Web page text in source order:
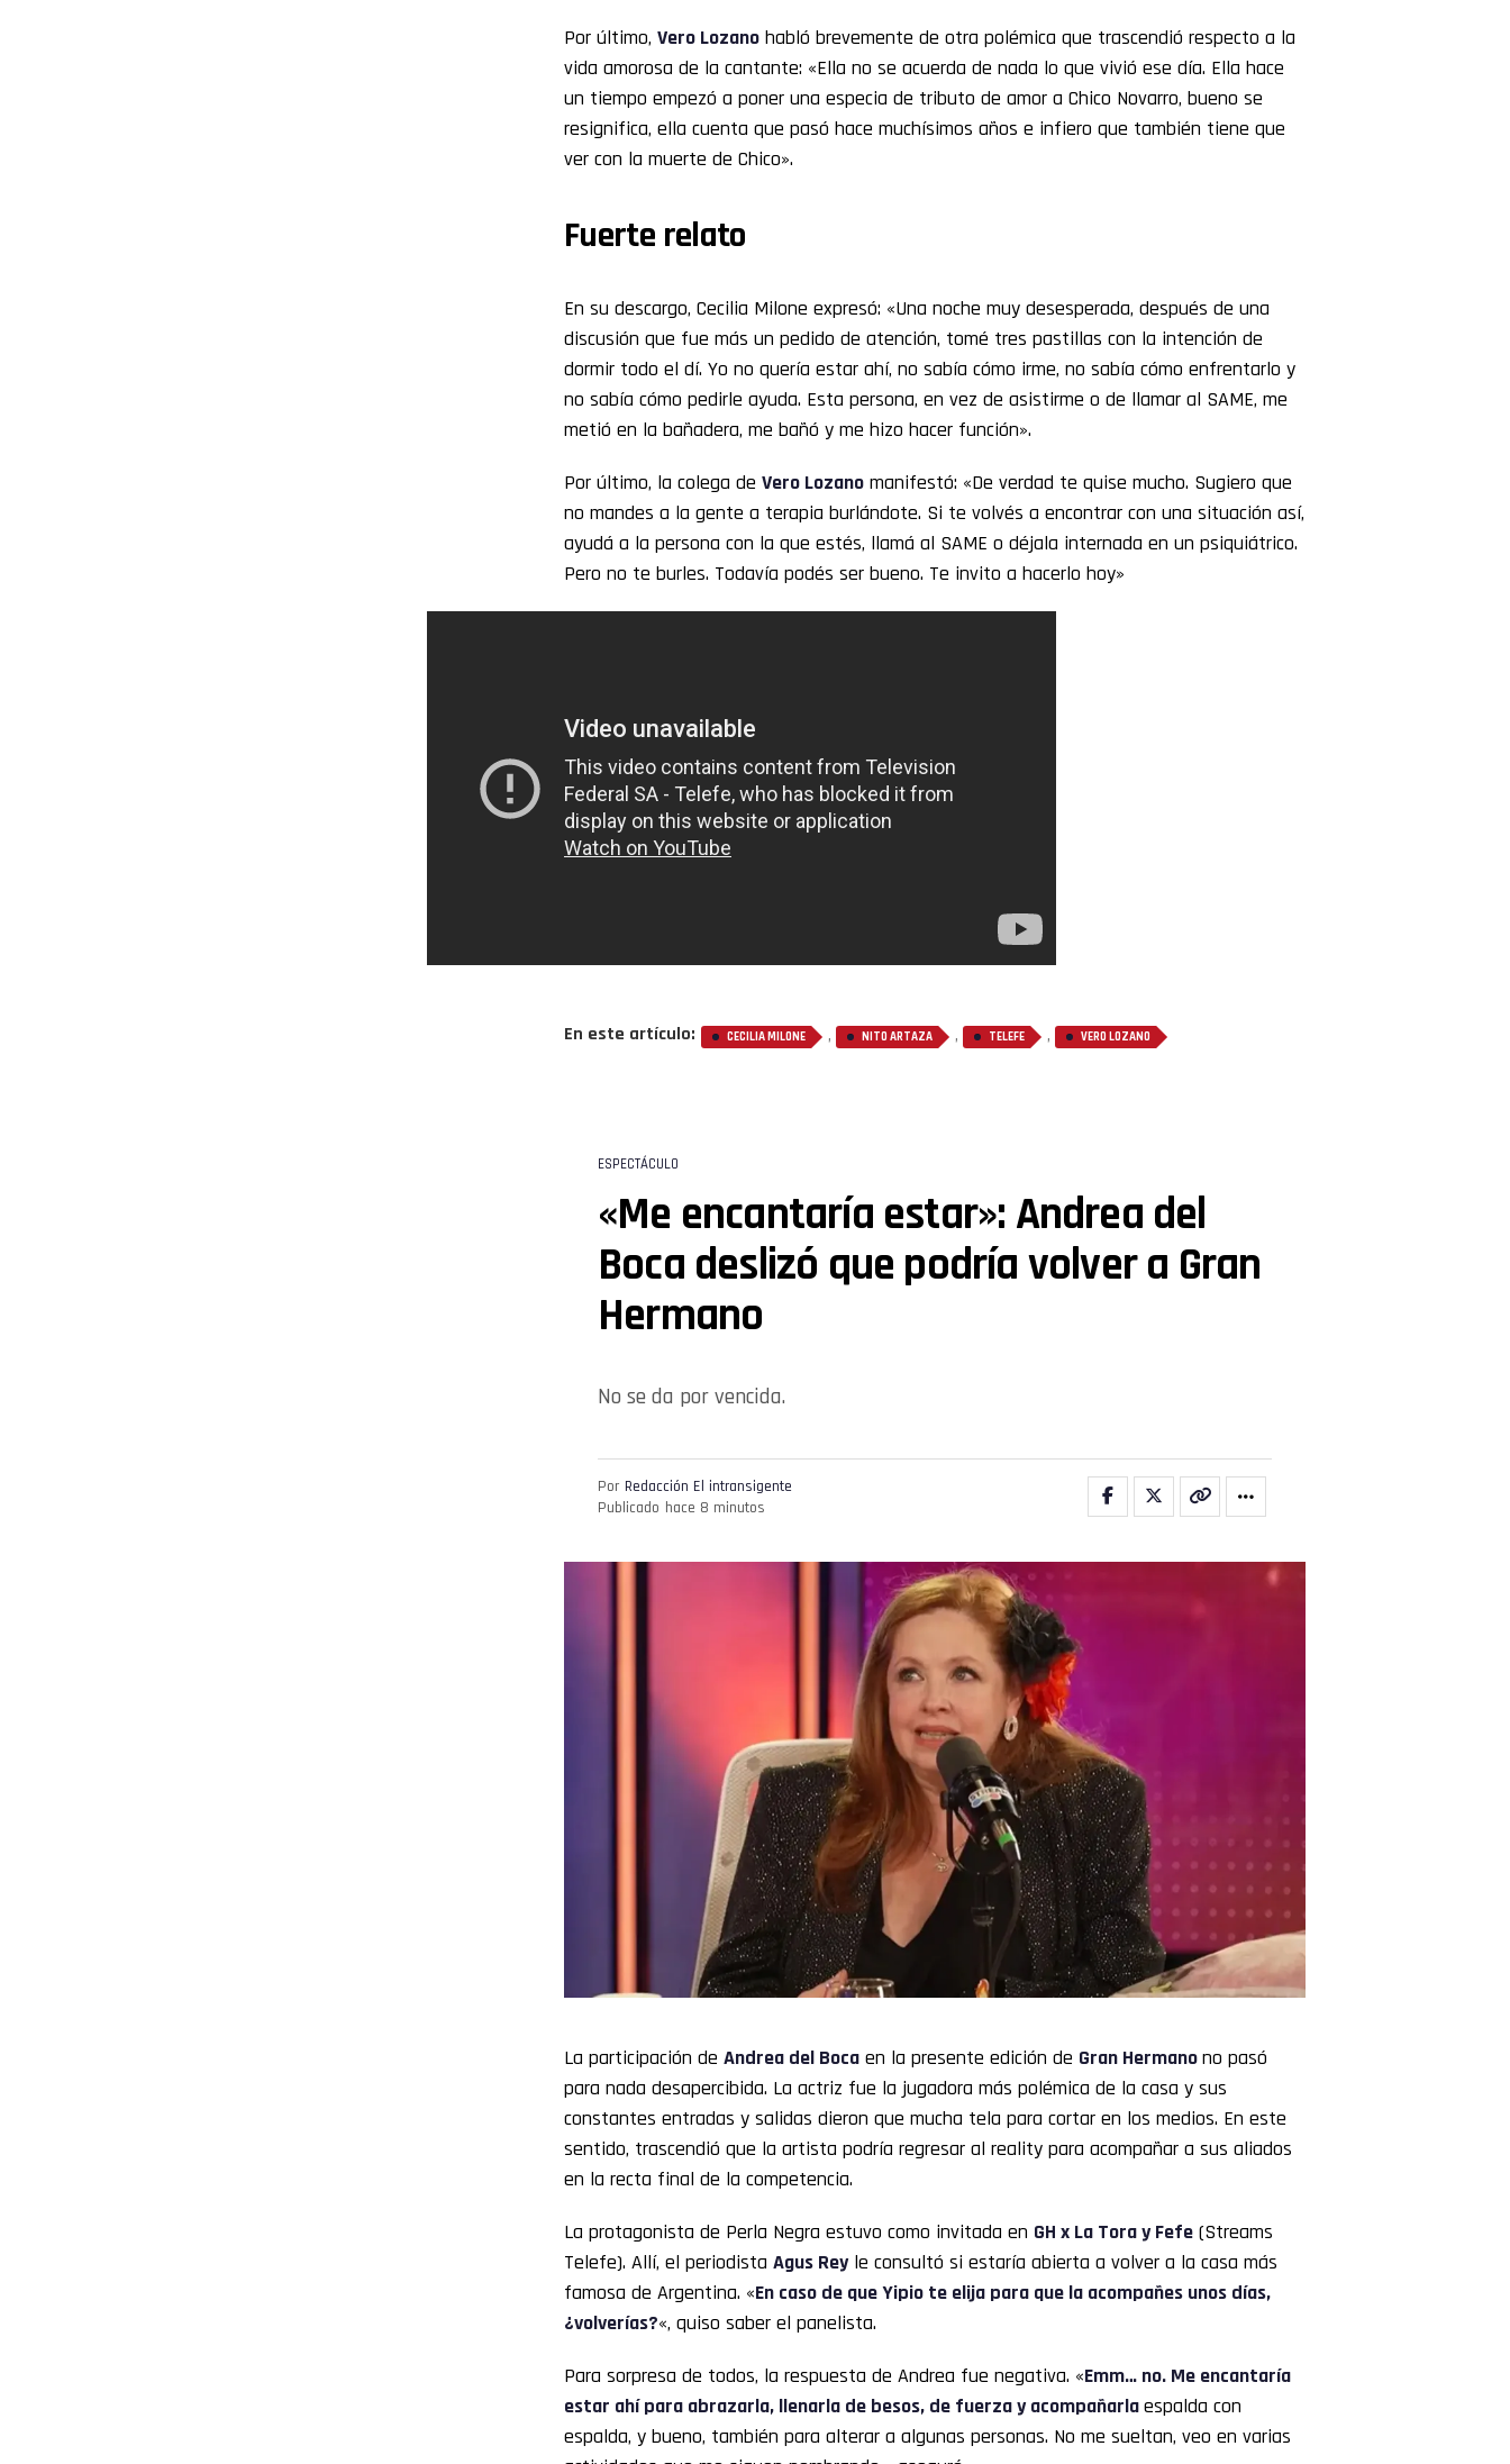
Por último, Vero Lozano habló brevemente de otra polémica que trascendió respecto a la
vida amorosa de la cantante: «Ella no se acuerda de nada lo que vivió ese día. Ella hace
un tiempo empezó a poner una especia de tributo de amor a Chico Novarro, bueno se
resignifica, ella cuenta que pasó hace muchísimos años e infiero que también tiene que
ver con la muerte de Chico».
Fuerte relato
En su descargo, Cecilia Milone expresó: «Una noche muy desesperada, después de una
discusión que fue más un pedido de atención, tomé tres pastillas con la intención de
dormir todo el dí. Yo no quería estar ahí, no sabía cómo irme, no sabía cómo enfrentarlo y
no sabía cómo pedirle ayuda. Esta persona, en vez de asistirme o de llamar al SAME, me
metió en la bañadera, me bañó y me hizo hacer función».
Por último, la colega de Vero Lozano manifestó: «De verdad te quise mucho. Sugiero que
no mandes a la gente a terapia burlándote. Si te volvés a encontrar con una situación así,
ayudá a la persona con la que estés, llamá al SAME o déjala internada en un psiquiátrico.
Pero no te burles. Todavía podés ser bueno. Te invito a hacerlo hoy»
En este artículo: CECILIA MILONE , NITO ARTAZA , TELEFE , VERO LOZANO
ESPECTÁCULO
«Me encantaría estar»: Andrea del
Boca deslizó que podría volver a Gran
Hermano
No se da por vencida.
Por Redacción El intransigente
Publicado hace 8 minutos
La participación de Andrea del Boca en la presente edición de Gran Hermanono pasó
para nada desapercibida. La actriz fue la jugadora más polémica de la casa y sus
constantes entradas y salidas dieron que mucha tela para cortar en los medios. En este
sentido, trascendió que la artista podría regresar al reality para acompañar a sus aliados
en la recta final de la competencia.
La protagonista de Perla Negra estuvo como invitada en GH x La Tora y Fefe (Streams
Telefe). Allí, el periodista Agus Reyle consultó si estaría abierta a volver a la casa más
famosa de Argentina. «En caso de que Yipio te elija para que la acompañes unos días,
¿volverías?«, quiso saber el panelista.
Para sorpresa de todos, la respuesta de Andrea fue negativa. «Emm… no. Me encantaría
estar ahí para abrazarla, llenarla de besos, de fuerza y acompañarlaespalda con
espalda, y bueno, también para alterar a algunas personas. No me sueltan, veo en varias